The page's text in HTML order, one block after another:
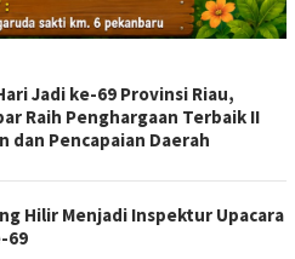
Jadi ke-69 Provinsi Riau,
Raih Penghargaan Terbaik II
dan Pencapaian Daerah
Hilir Menjadi Inspektur Upacara
69